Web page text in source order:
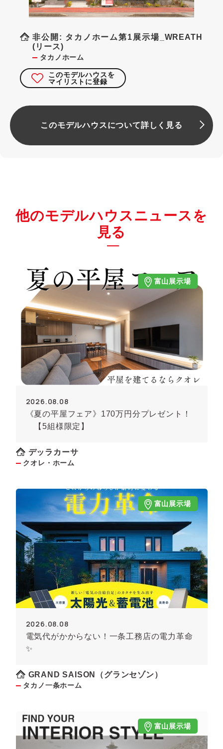
非公開: タカノホーム第1展示場_WREATH
(リース)
タカノホーム
このモデルハウスを
マイリストに登録
このモデルハウスについて詳しく見る
他のモデルハウスニュースを
見る
富山展示場
2026.08.08
《夏の平屋フェア》170万円分プレゼント！
【5組様限定】
デッラカーサ
クオレ・ホーム
富山展示場
2026.08.08
電気代がかからない！一条工務店の電力革命
✨
GRAND SAISON（グランセゾン）
タカノ一条ホーム
富山展示場